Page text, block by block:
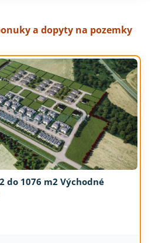
a dopyty na pozemky
do 1076 m2 Východné